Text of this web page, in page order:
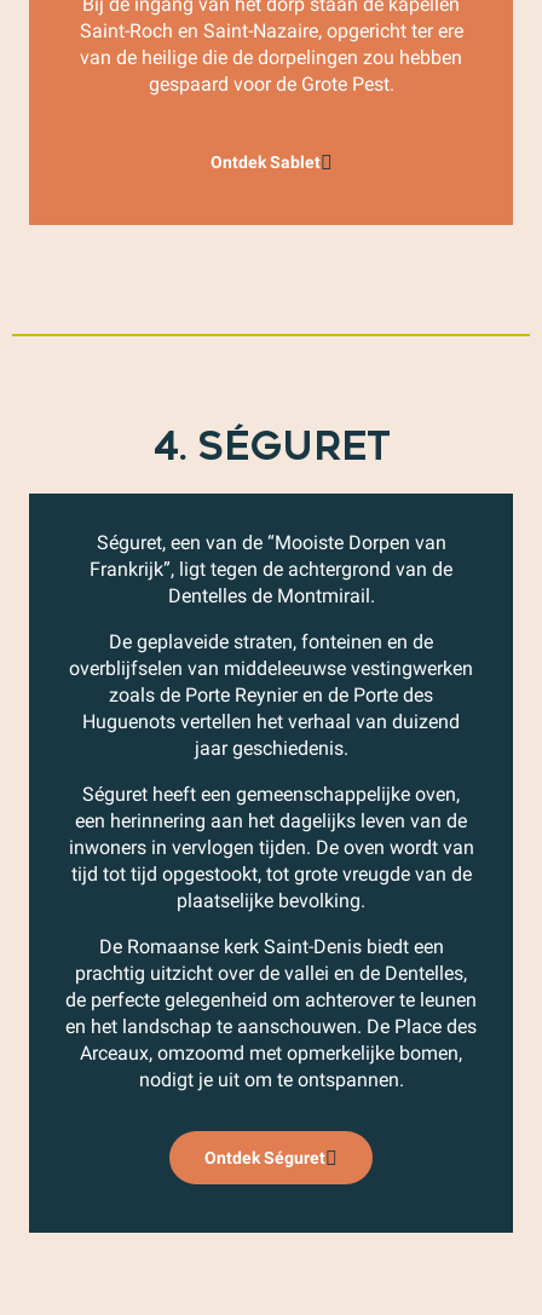
Saint-Roch en Saint-Nazaire, opgericht ter ere
van de heilige die de dorpelingen zou hebben
gespaard voor de Grote Pest.
Ontdek Sablet
4. SÉGURET
Séguret, een van de “Mooiste Dorpen van
Frankrijk”, ligt tegen de achtergrond van de
Dentelles de Montmirail.
De geplaveide straten, fonteinen en de
overblijfselen van middeleeuwse vestingwerken
zoals de Porte Reynier en de Porte des
Huguenots vertellen het verhaal van duizend
jaar geschiedenis.
Séguret heeft een gemeenschappelijke oven,
een herinnering aan het dagelijks leven van de
inwoners in vervlogen tijden. De oven wordt van
tijd tot tijd opgestookt, tot grote vreugde van de
plaatselijke bevolking.
De Romaanse kerk Saint-Denis biedt een
prachtig uitzicht over de vallei en de Dentelles,
de perfecte gelegenheid om achterover te leunen
en het landschap te aanschouwen. De Place des
Arceaux, omzoomd met opmerkelijke bomen,
nodigt je uit om te ontspannen.
Ontdek Séguret